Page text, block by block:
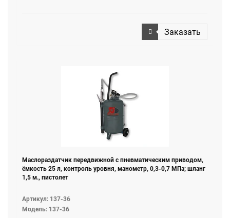
Заказать
Маслораздатчик передвижной с пневматическим приводом,
ёмкость 25 л, контроль уровня, манометр, 0,3-0,7 МПа; шланг
1,5 м., пистолет
Артикул: 137-36
Модель: 137-36